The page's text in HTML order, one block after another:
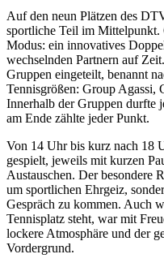
Auf den neun Plätzen des
sportliche Teil im
Modus: ein innovatives
wechselnden Partnern auf
Gruppen eingeteilt, benannt
Tennisgrößen: Group Agassi,
Innerhalb der Gruppen durfte
am Ende zählte jeder Punkt.
Von 14 Uhr bis kurz nach 18
gespielt, jeweils mit kurzen
Austauschen. Der besondere
um sportlichen Ehrgeiz,
Gespräch zu kommen. Auch
Tennisplatz steht, war mit
lockere Atmosphäre und der
Vordergrund.